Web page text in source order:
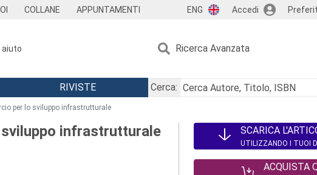
COLLANE APPUNTAMENTI ENG Accedi
aiuto Ricerca Avanzata
RIVISTE
Cerca:
per lo sviluppo infrastrutturale
infrastrutturale SCARICA
UTILIZZANDO I TUOI
ACQUISTA